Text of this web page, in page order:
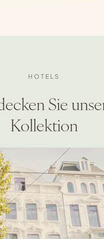
Sie
Kollektion
HOTELS